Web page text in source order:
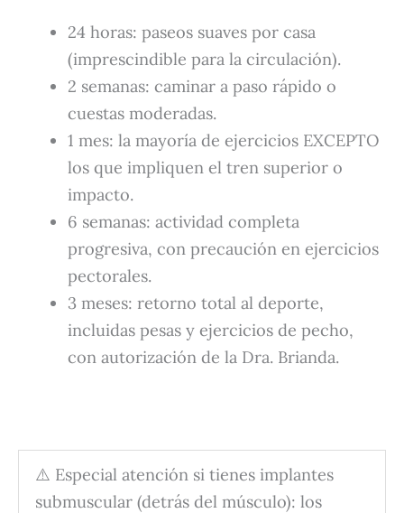
24 horas: paseos suaves por casa
(imprescindible para la circulación).
2 semanas: caminar a paso rápido o
cuestas moderadas.
1 mes: la mayoría de ejercicios EXCEPTO
los que impliquen el tren superior o
impacto.
6 semanas: actividad completa
progresiva, con precaución en ejercicios
pectorales.
3 meses: retorno total al deporte,
incluidas pesas y ejercicios de pecho,
con autorización de la Dra. Brianda.
⚠️ Especial atención si tienes implantes
submuscular (detrás del músculo): los